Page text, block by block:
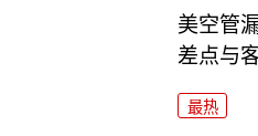
美空管
差点与
最热